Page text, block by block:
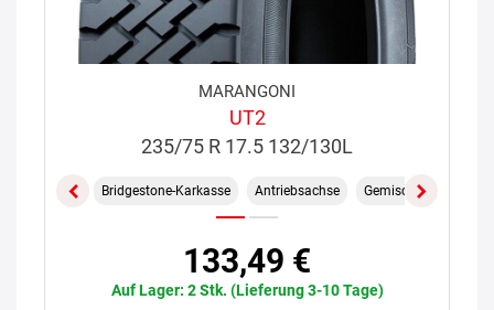
MARANGONI
UT2
235/75 R 17.5 132/130L
Bridgestone-Karkasse Antriebsachse Gemischt On/Off
133,49 €
Auf Lager: 2 Stk. (Lieferung 3-10 Tage)